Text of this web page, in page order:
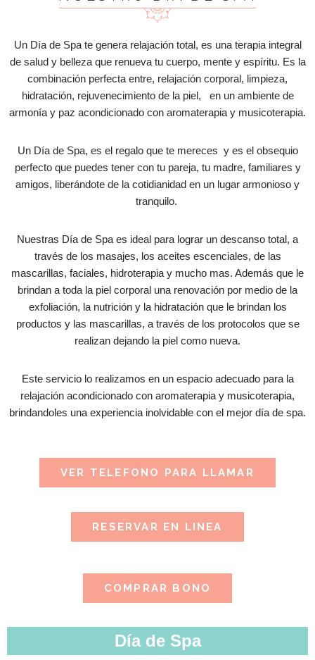
Un Día de Spa te genera relajación total, es una terapia integral
de salud y belleza que renueva tu cuerpo, mente y espíritu. Es la
combinación perfecta entre, relajación corporal, limpieza,
hidratación, rejuvenecimiento de la piel, en un ambiente de
armonía y paz acondicionado con aromaterapia y musicoterapia.
Un Día de Spa, es el regalo que te mereces y es el obsequio
perfecto que puedes tener con tu pareja, tu madre, familiares y
amigos, liberándote de la cotidianidad en un lugar armonioso y
tranquilo.
Nuestras Día de Spa es ideal para lograr un descanso total, a
través de los masajes, los aceites escenciales, de las
mascarillas, faciales, hidroterapia y mucho mas. Además que le
brindan a toda la piel corporal una renovación por medio de la
exfoliación, la nutrición y la hidratación que le brindan los
productos y las mascarillas, a través de los protocolos que se
realizan dejando la piel como nueva.
Este servicio lo realizamos en un espacio adecuado para la
relajación acondicionado con aromaterapia y musicoterapia,
brindandoles una experiencia inolvidable con el mejor día de spa.
VER TELEFONO PARA LLAMAR
RESERVAR EN LINEA
COMPRAR BONO
Día de Spa